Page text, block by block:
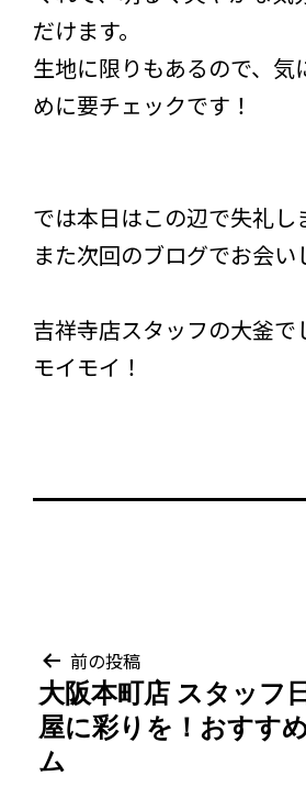
だけます。
生地に限りもあるので、気
めに要チェックです！
では本日はこの辺で失礼し
また次回のブログでお会い
吉祥寺店スタッフの大釜で
モイモイ！
投
稿
ナ
前の投稿
大阪本町店 スタッフ
屋に彩りを！おすす
ム